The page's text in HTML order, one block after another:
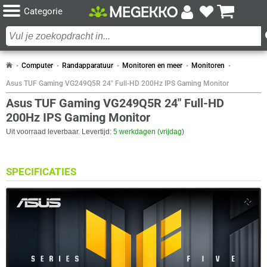
Categorie
Computer Randapparatuur Monitoren en meer Monitoren
Asus TUF Gaming VG249Q5R 24" Full-HD 200Hz IPS Gaming Monitor
Asus TUF Gaming VG249Q5R 24" Full-HD
200Hz IPS Gaming Monitor
Uit voorraad leverbaar. Levertijd: 5 werkdagen (vrijdag)
SPECIFICATIES
BEELDSCHERM
Eigenschap Waarde
Antireflectiescherm
✓︎
IPS
Aantal kleuren